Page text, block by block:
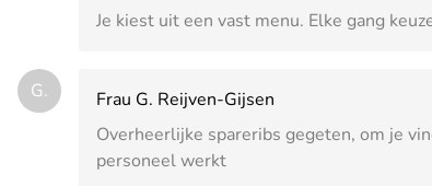
Je kiest uit een vast menu. Elke gang
G.
Frau G. Reijven-Gijsen
Overheerlijke spareribs gegeten, om je
personeel werkt